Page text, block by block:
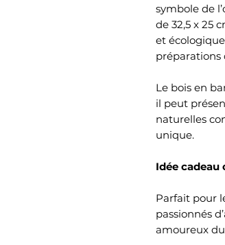
symbole de
de 32,5 x 25
et
préparations
Le bois en
il peut
naturelles
unique.
Idée
Parfait pour
passionnés
amoureux